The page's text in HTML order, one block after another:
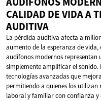
CALIDAD DE VIDA A
AUDITIVA
La pérdida auditiva afecta a
aumento de la esperanza de
audífonos modernos representan
simplemente amplificar el sonido.
tecnologías avanzadas que
permitiendo a quienes los
laboral y familiar con confianza y